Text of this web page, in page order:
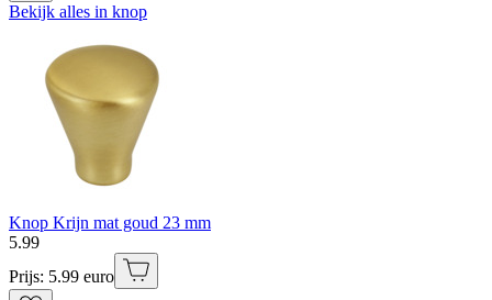
Bekijk alles in knop
Knop Krijn mat goud 23 mm
5.99
Prijs: 5.99 euro